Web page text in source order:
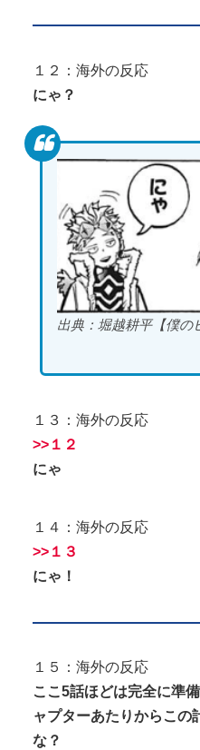
１２：海外の反応
にゃ？
出典：堀越耕平【僕の
１３：海外の反応
>>１２
にゃ
１４：海外の反応
>>１３
にゃ！
１５：海外の反応
ここ5話ほどは完全に準
ャプターあたりからこの
な？